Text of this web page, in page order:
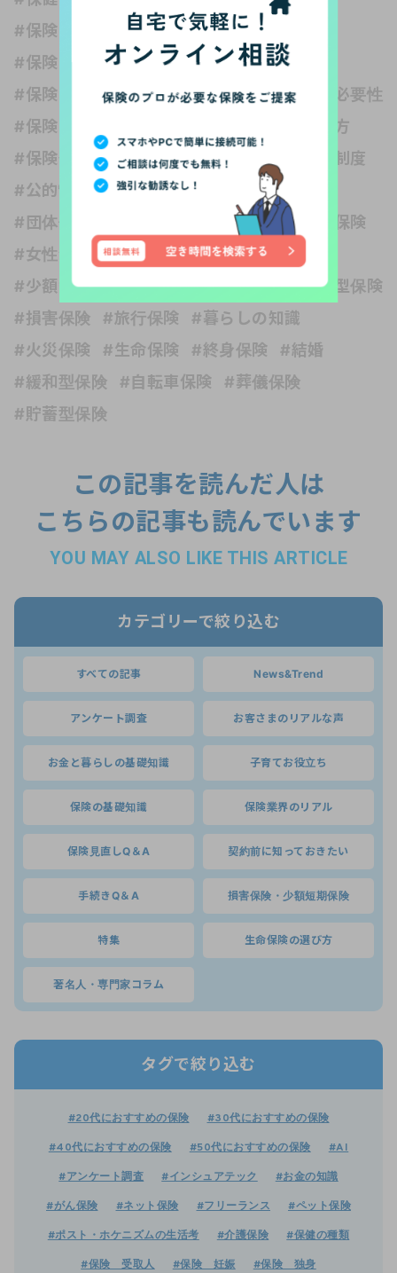
#保険 独身
#保険いらない？
#保険どれくらい入る？
#保険と健康
#保険と税金
#保険の世界は複雑
#保険の必要性
#保険の種類
#保険の選び方
#保険金
#保障内容
#公的保険 社会保障制度
#公的制度
#医療保険
#収入保障保険
#団体信用生命保険
#変額保険
#外貨建て保険
#女性保険
#子ども #子育て
#学資保険
#少額短期保険
#就業不能保険
#掛け捨て型保険
#損害保険
#旅行保険
#暮らしの知識
#火災保険
#生命保険 #終身保険
#結婚
#緩和型保険
#自転車保険
#葬儀保険
#貯蓄型保険
この記事を読んだ人は
こちらの記事も読んでいます
YOU MAY ALSO LIKE THIS ARTICLE
カテゴリーで絞り込む
すべての記事 News&Trend
アンケート調査 お客さまのリアルな声
お金と暮らしの基礎知識 子育てお役立ち
保険の基礎知識 保険業界のリアル
保険見直しQ＆A 契約前に知っておきたい
手続きQ＆A 損害保険・少額短期保険
特集 生命保険の選び方
著名人・専門家コラム
タグで絞り込む
#20代におすすめの保険 #30代におすすめの保険
#40代におすすめの保険 #50代におすすめの保険 #AI
#アンケート調査 #インシュアテック #お金の知識
#がん保険 #ネット保険 #フリーランス #ペット保険
#ポスト・ホケニズムの生活考 #介護保険 #保健の種類
#保険 受取人 #保険 妊娠 #保険 独身